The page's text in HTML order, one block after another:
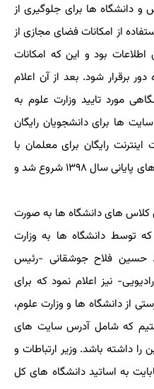
و دانشگاه ها برای جلوگیری از
از امکانات فضای مجازی از
اطلاعات بود و این که امکانات
برقرار شود. بعد از آن اعلام
مورد تایید وزارت علوم به
ها برای دانشجویان رایگان
۲۰ گیگابایت اینترنت رایگان برای معلمان با
همکاری وزیر آموزش و پرورش از روزهای پایانی سال ۱۳۹۸ شروع شد و
کلاس های دانشگاه ها به صورت
توسط دانشگاه ها به وزارت
حسین فلاح جوشقانی -رئیس
نیز اعلام نمود که برای
از دانشگاه ها و وزارت علوم،
که شامل آدرس سایت های
داشته باشد. وزیر ارتباطات و
نیز از ارائه ۱۲۰ گیگابایت به اساتید دانشگاه های کل